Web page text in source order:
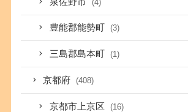
(4)
豊能郡能勢町 (3)
三島郡島本町 (1)
京都府 (408)
京都市上京区 (16)